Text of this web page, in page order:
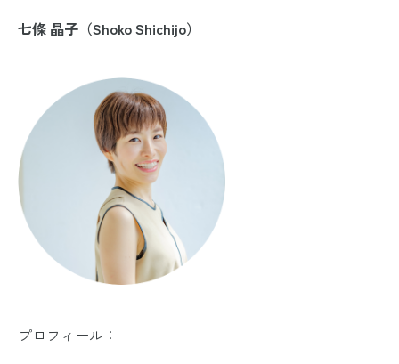
七條 晶子（Shoko Shichijo）
プロフィール：